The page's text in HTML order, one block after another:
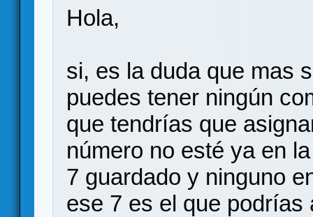
Hola,
si, es la duda que mas
puedes tener ningún
que tendrías que
número no esté ya en
7 guardado y ninguno
ese 7 es el que podrías